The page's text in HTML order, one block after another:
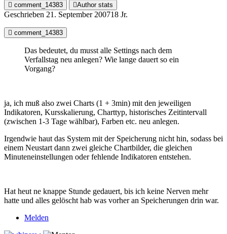
comment_14383 Author stats
Geschrieben 21. September 200718 Jr.
comment_14383
Das bedeutet, du musst alle Settings nach dem
Verfallstag neu anlegen? Wie lange dauert so ein
Vorgang?
ja, ich muß also zwei Charts (1 + 3min) mit den jeweiligen
Indikatoren, Kursskalierung, Charttyp, historisches Zeitintervall
(zwischen 1-3 Tage wählbar), Farben etc. neu anlegen.
Irgendwie haut das System mit der Speicherung nicht hin, sodass bei
einem Neustart dann zwei gleiche Chartbilder, die gleichen
Minuteneinstellungen oder fehlende Indikatoren entstehen.
Hat heut ne knappe Stunde gedauert, bis ich keine Nerven mehr
hatte und alles gelöscht hab was vorher an Speicherungen drin war.
Melden